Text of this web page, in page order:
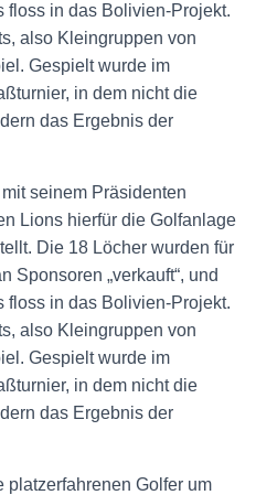
floss in das Bolivien-Projekt.
also Kleingruppen von
Gespielt wurde im
in dem nicht die
das Ergebnis der
seinem Präsidenten
Lions hierfür die Golfanlage
Die 18 Löcher wurden für
Sponsoren „verkauft“, und
floss in das Bolivien-Projekt.
also Kleingruppen von
Gespielt wurde im
in dem nicht die
das Ergebnis der
platzerfahrenen Golfer um